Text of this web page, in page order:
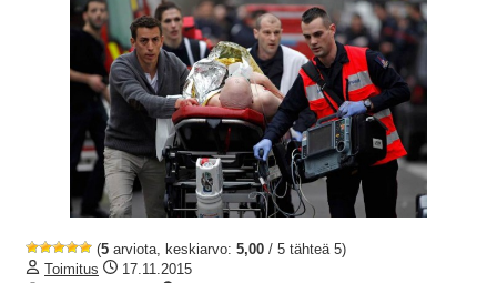
(5 arviota, keskiarvo: 5,00 / 5 tähteä 5)
Toimitus
17.11.2015